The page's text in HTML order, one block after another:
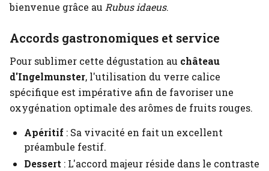
bienvenue grâce au Rubus idaeus.
Accords gastronomiques et service
Pour sublimer cette dégustation au château
d'Ingelmunster, l'utilisation du verre calice
spécifique est impérative afin de favoriser une
oxygénation optimale des arômes de fruits rouges.
Apéritif : Sa vivacité en fait un excellent
préambule festif.
Dessert : L'accord majeur réside dans le contraste